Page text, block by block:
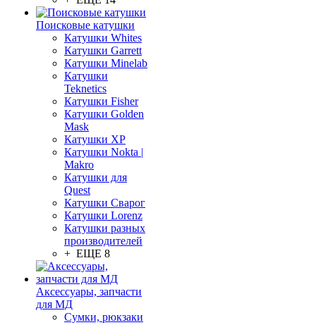
Поисковые катушки
Катушки Whites
Катушки Garrett
Катушки Minelab
Катушки
Teknetics
Катушки Fisher
Катушки Golden
Mask
Катушки XP
Катушки Nokta |
Makro
Катушки для
Quest
Катушки Сварог
Катушки Lorenz
Катушки разных
производителей
+ ЕЩЕ 8
Аксессуары, запчасти
для МД
Сумки, рюкзаки